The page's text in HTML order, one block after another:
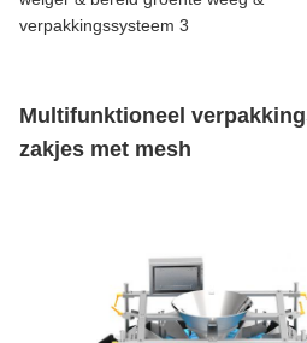
Multifunktioneel
zakjes met mesh